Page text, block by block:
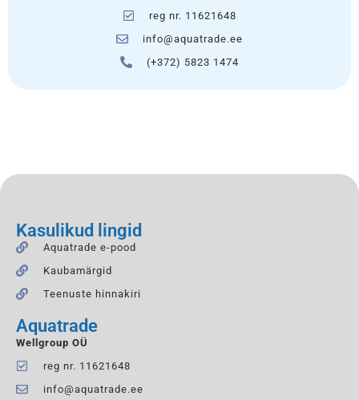
reg nr. 11621648
info@aquatrade.ee
(+372) 5823 1474
Kasulikud lingid
Aquatrade e-pood
Kaubamärgid
Teenuste hinnakiri
Aquatrade
Wellgroup OÜ
reg nr. 11621648
info@aquatrade.ee